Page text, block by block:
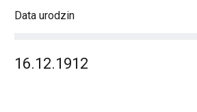
Data urodzin
16.12.1912